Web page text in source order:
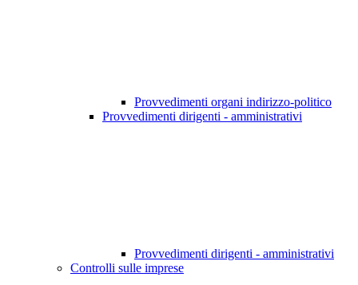
Provvedimenti organi indirizzo-politico
Provvedimenti dirigenti - amministrativi
Provvedimenti dirigenti - amministrativi
Controlli sulle imprese